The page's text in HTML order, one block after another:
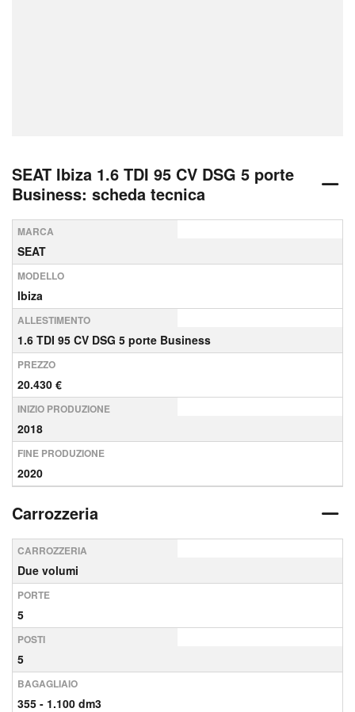
SEAT Ibiza 1.6 TDI 95 CV DSG 5 porte
Business: scheda tecnica
MARCA
SEAT
MODELLO
Ibiza
ALLESTIMENTO
1.6 TDI 95 CV DSG 5 porte Business
PREZZO
20.430 €
INIZIO PRODUZIONE
2018
FINE PRODUZIONE
2020
Carrozzeria
CARROZZERIA
Due volumi
PORTE
5
POSTI
5
BAGAGLIAIO
355 - 1.100 dm3